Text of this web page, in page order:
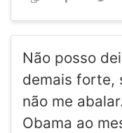
Não posso
demais forte,
não me
Obama ao